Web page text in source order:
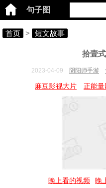
句子图
首页 > 短文故事
拾壹
2023-04-09 阴阳师手游
麻豆影视大片 正能量
晚上看的视频 晚